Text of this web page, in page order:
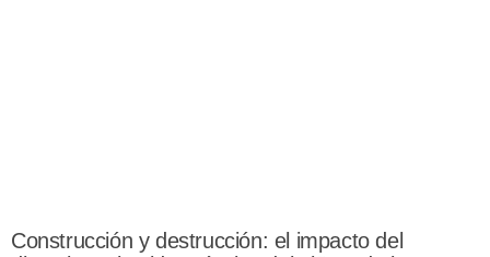
Construcción y destrucción: el impacto del